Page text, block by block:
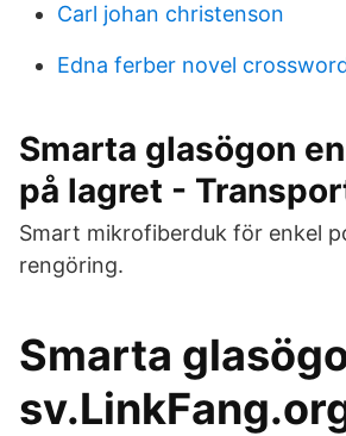
Carl johan christenson
Edna ferber novel
Smarta glasögon
på lagret -
Smart mikrofiberduk för enkel
rengöring.
Smarta